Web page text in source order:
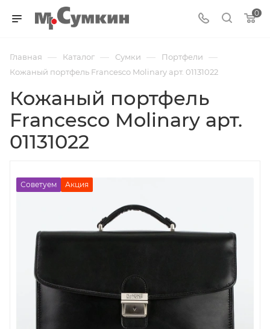
0
Главная — Каталог — Cумки — Портфели —
Кожаный портфель Francesco Molinary арт. 01131022
Кожаный портфель
Francesco Molinary арт.
01131022
Советуем Акция